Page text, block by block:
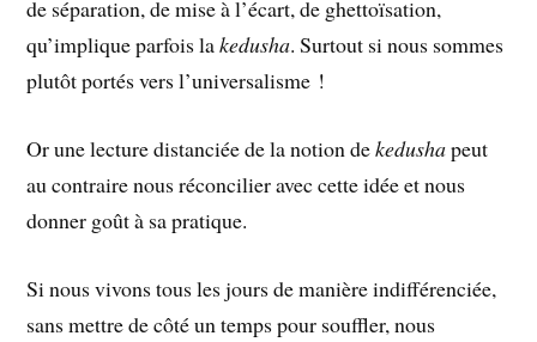
de séparation, de mise à l’écart, de ghettoïsation,
qu’implique parfois lakedusha. Surtout si nous sommes
plutôt portés vers l’universalisme !
Or une lecture distanciée de la notion dekedushapeut
au contraire nous réconcilier avec cette idée et nous
donner goût à sa pratique.
Si nous vivons tous les jours de manière indifférenciée,
sans mettre de côté un temps pour souffler, nous